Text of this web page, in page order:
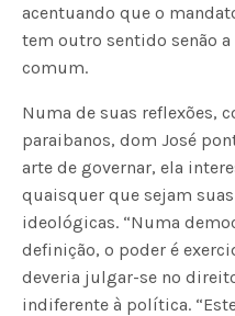
acentuando que o
tem outro sentido senão
comum.
Numa de suas reflexões,
paraibanos, dom José
arte de governar, ela
quaisquer que sejam
ideológicas. “Numa
definição, o poder é
deveria julgar-se no
indiferente à política.